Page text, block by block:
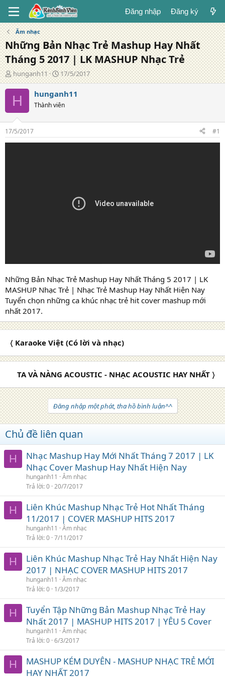
Đăng nhập Đăng ký
Âm nhạc
Những Bản Nhạc Trẻ Mashup Hay Nhất
Tháng 5 2017 | LK MASHUP Nhạc Trẻ
T
á
c
g
ả
hunganh11
N
g
à
y
đ
g
17/5/2017
H hunganh11
Thành viên
17/5/2017 #1
Những Bản Nhạc Trẻ Mashup Hay Nhất Tháng 5 2017 | LK
MASHUP Nhạc Trẻ | Nhạc Trẻ Mashup Hay Nhất Hiện Nay
Tuyển chọn những ca khúc nhạc trẻ hit cover mashup mới
nhất 2017.
〈 Karaoke Việt (Có lời và nhạc)
TA VÀ NÀNG ACOUSTIC - NHẠC ACOUSTIC HAY NHẤT 〉
Đăng nhập một phát, tha hồ bình luận^^
Chủ đề liên quan
H
Nhạc Mashup Hay Mới Nhất Tháng 7 2017 | LK
Nhạc Cover Mashup Hay Nhất Hiện Nay
hunganh11
Âm nhạc
Trả lời 0 20/7/2017
H
Liên Khúc Mashup Nhạc Trẻ Hot Nhất Tháng
11/2017 | COVER MASHUP HITS 2017
hunganh11
Âm nhạc
Trả lời 0 7/11/2017
H
Liên Khúc Mashup Nhạc Trẻ Hay Nhất Hiện Nay
2017 | NHẠC COVER MASHUP HITS 2017
hunganh11
Âm nhạc
Trả lời 0 1/3/2017
H
Tuyển Tập Những Bản Mashup Nhạc Trẻ Hay
Nhất 2017 | MASHUP HITS 2017 | YÊU 5 Cover
hunganh11
Âm nhạc
Trả lời 0 6/3/2017
H
MASHUP KÉM DUYÊN - MASHUP NHẠC TRẺ MỚI
HAY NHẤT 2017